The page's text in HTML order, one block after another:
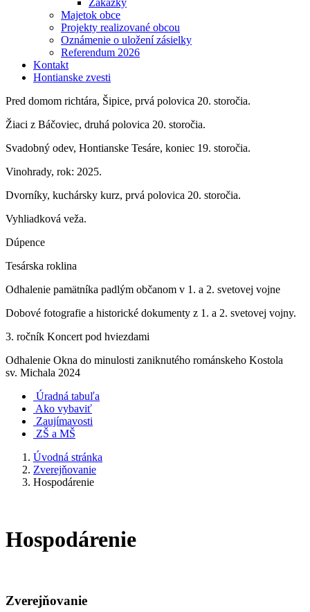
Zákazky
Majetok obce
Projekty realizované obcou
Oznámenie o uložení zásielky
Referendum 2026
Kontakt
Hontianske zvesti
Pred domom richtára, Šipice, prvá polovica 20. storočia.
Žiaci z Báčoviec, druhá polovica 20. storočia.
Svadobný odev, Hontianske Tesáre, koniec 19. storočia.
Vinohrady, rok: 2025.
Dvorníky, kuchársky kurz, prvá polovica 20. storočia.
Vyhliadková veža.
Dúpence
Tesárska roklina
Odhalenie pamätníka padlým občanom v 1. a 2. svetovej vojne
Dobové fotografie a historické dokumenty z 1. a 2. svetovej vojny.
3. ročník Koncert pod hviezdami
Odhalenie Okna do minulosti zaniknutého románskeho Kostola
sv. Michala 2024
Úradná tabuľa
Ako vybaviť
Zaujímavosti
ZŠ a MŠ
Úvodná stránka
Zverejňovanie
Hospodárenie
Hospodárenie
Zverejňovanie